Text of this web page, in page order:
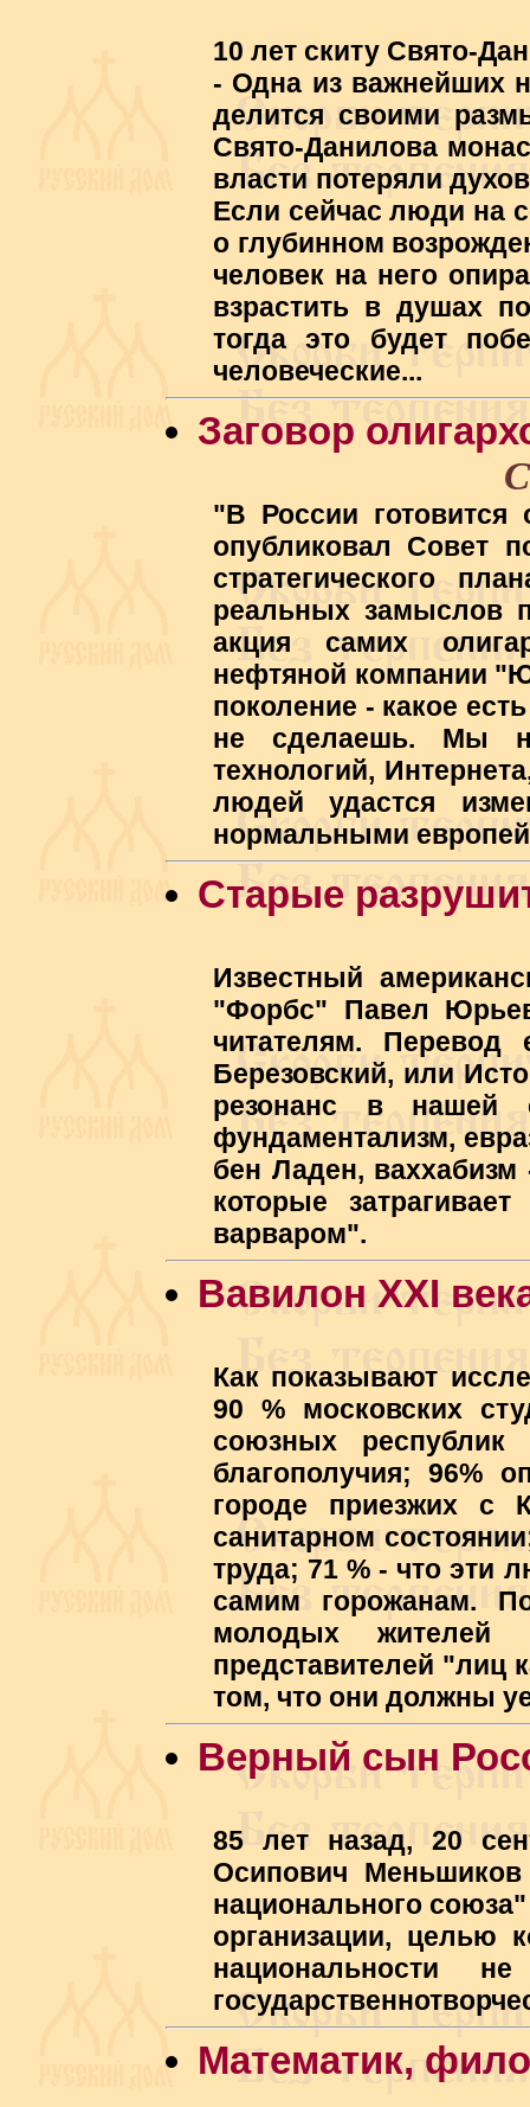
10 лет скиту Свято-
- Одна из важнейших
делится своими
Свято-Данилова
власти потеряли
Если сейчас люди на
о глубинном
человек на него
взрастить в душах
тогда это будет
человеческие...
Заговор
"В России готовится
опубликовал Совет
стратегического
реальных замыслов
акция самих
нефтяной компании
поколение - какое
не сделаешь. Мы
технологий,
людей удастся
нормальными
Старые
Известный
"Форбс" Павел
читателям.
Березовский, или
резонанс в нашей
фундаментализм,
бен Ладен,
которые
варваром".
Вавилон XXI
Как показывают
90 % московских
союзных республик
благополучия; 96%
городе приезжих с
санитарном
труда; 71 % - что эти
самим горожанам.
молодых жителей
представителей "лиц
том, что они должны
Верный сын
85 лет назад, 20
Осипович Меньшиков
национального
организации, целью
национальности
Математик,